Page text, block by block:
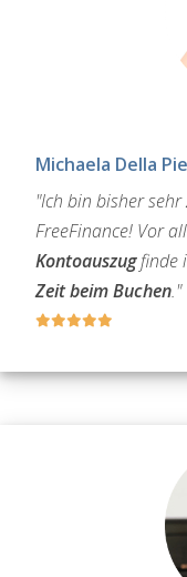
Michaela Della
"Ich bin bisher
FreeFinance! Vor
Kontoauszugfinde
Zeit beim Buchen."